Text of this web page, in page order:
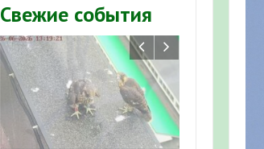
численности птиц в
«Весенняя перекличка-
Мониторинг орнитофауны
Свежие события